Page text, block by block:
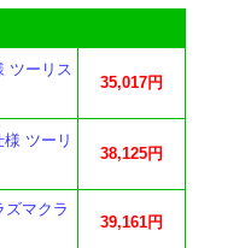
ツーリス
35,017円
ツーリ
38,125円
ズマクラ
39,161円